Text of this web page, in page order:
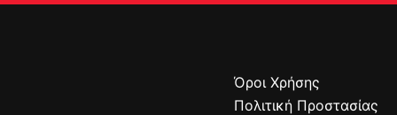
Όροι Χρήσης
Πολιτική Προστασίας